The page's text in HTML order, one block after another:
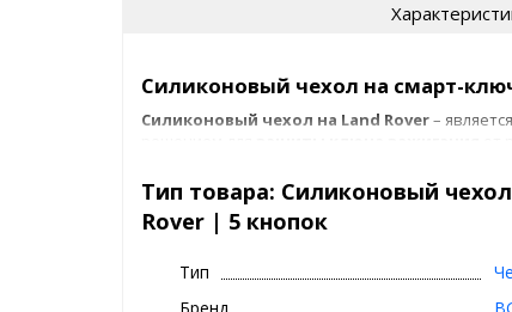
Силиконовый чехол на смарт-
Силиконовый чехол на Land Rover–
совершенно не презентабельного вида. Такая
вызвана тем, что ключв кармане
имеют место – падения.
аксессуар является надежным защитником,
Тип товара: Силиконовый
Rover | 5 кнопок
Тип